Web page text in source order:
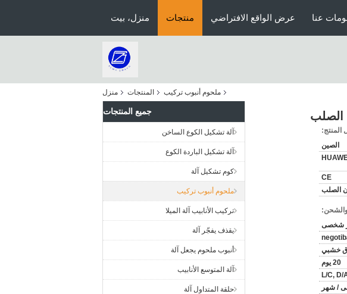
منزل، بيت منتجات عرض الواقع الافتراضي عنا
منزل المنتجات ملحوم أنبوب تركيب
جميع المنتجات
آلة تشكيل الكوع الساخن
آلة تشكيل الباردة الكوع
كوم تشكيل آلة
ملحوم أنبوب تركيب
تركيب الأنابيب آلة الميلا
يقذف يفجّر آلة
أنبوب ملحوم يجعل آلة
آلة المتوسع الأنابيب
حلقة المتداول آلة
الصلب
المنتج:
الصين
CE
الصلب
خشبي
20 يوم
L/C, D/